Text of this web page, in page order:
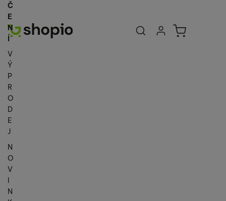
Uživatelská
Přihlásit se
Košík
Č
E
N
Í
V
Ý
P
R
O
D
E
J
N
O
V
I
N